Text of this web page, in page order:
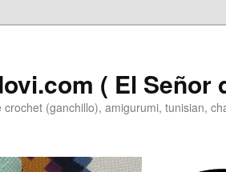
( El Señor
crochet (ganchillo), amigurumi, tunisian,